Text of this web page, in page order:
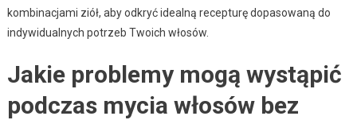
kombinacjami ziół, aby odkryć idealną recepturę dopasowaną do
indywidualnych potrzeb Twoich włosów.
Jakie problemy mogą wystąpić
podczas mycia włosów bez